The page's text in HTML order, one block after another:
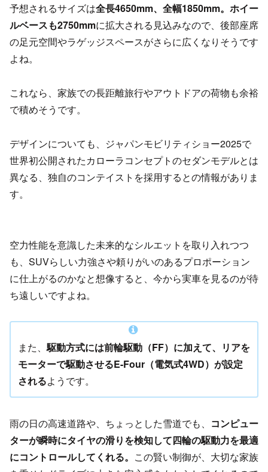
予想されるサイズは全長4650mm、全幅1850mm。ホイー
ルベースも2750mmに拡大される見込みなので、後部座席
の足元空間やラゲッジスペースがさらに広くなりそうです
よね。
これなら、家族での長距離旅行やアウトドアの荷物も余裕
で積めそうです。
デザインについても、ジャパンモビリティショー2025で
世界初公開されたカローラコンセプトのセダンモデルとは
異なる、独自のコンテイストを採用するとの情報がありま
す。
空力性能を意識した未来的なシルエットを取り入れつつ
も、SUVらしい力強さや頼りがいのあるプロポーション
に仕上がるのかなと想像すると、今から実車を見るのが待
ち遠しいですよね。
また、駆動方式には前輪駆動（FF）に加えて、リアを
モーターで駆動させるE-Four（電気式4WD）が設定
されるようです。
雨の日の高速道路や、ちょっとした雪道でも、 コンピュー
ターが瞬時にタイヤの滑りを検知して四輪の駆動力を最適
にコントロールしてくれる。 この賢い制御が、大切な家族